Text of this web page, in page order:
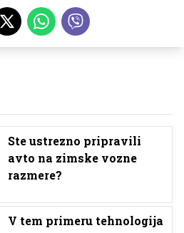
Ste ustrezno pripravili
avto na zimske vozne
razmere?
V tem primeru tehnologija